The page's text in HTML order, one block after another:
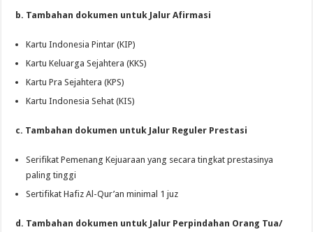
b. Tambahan dokumen untuk Jalur Afirmasi
Kartu Indonesia Pintar (KIP)
Kartu Keluarga Sejahtera (KKS)
Kartu Pra Sejahtera (KPS)
Kartu Indonesia Sehat (KIS)
c. Tambahan dokumen untuk Jalur Reguler Prestasi
Serifikat Pemenang Kejuaraan yang secara tingkat prestasinya
paling tinggi
Sertifikat Hafiz Al-Qur’an minimal 1 juz
d. Tambahan dokumen untuk Jalur Perpindahan Orang Tua/